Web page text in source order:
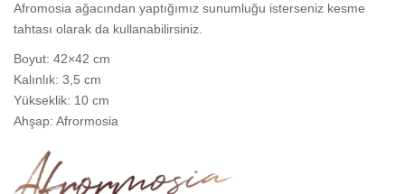
Afromosia ağacından yaptığımız sunumluğu isterseniz kesme
tahtası olarak da kullanabilirsiniz.
Boyut: 42×42 cm
Kalınlık: 3,5 cm
Yükseklik: 10 cm
Ahşap: Afrormosia